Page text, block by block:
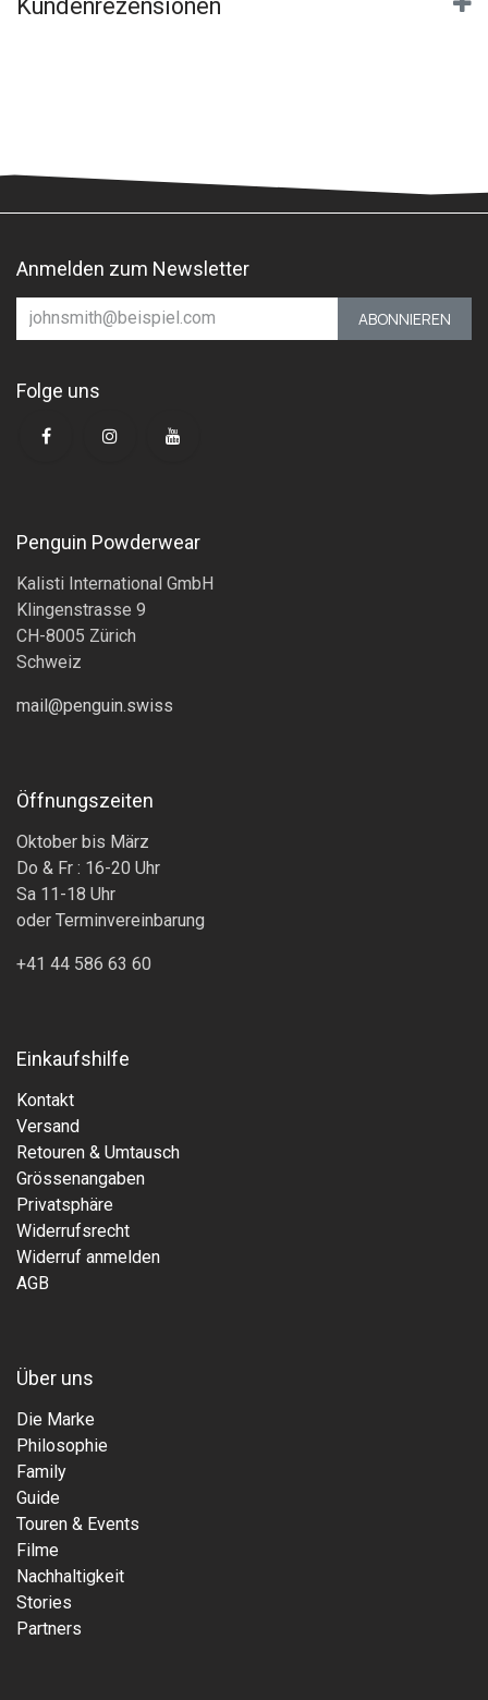
Kundenrezensionen
Anmelden zum Newsletter
ABONNIEREN
Folge uns
Penguin Powderwear
Kalisti International GmbH
Klingenstrasse 9
CH-8005 Zürich
Schweiz
mail@penguin.swiss
Öffnungszeiten
Oktober bis März
Do & Fr : 16-20 Uhr
Sa 11-18 Uhr
oder Terminvereinbarung
+41 44 586 63 60
Einkaufshilfe
Kontakt
Versand
Retouren & Umtausch
Grössenangaben
Privatsphäre
Widerrufsrecht
Widerruf anmelden
AGB
Über uns
Die Marke
Philosophie
Family
Guide
Touren & Events
Filme
Nachhaltigkeit
Stories
Partners